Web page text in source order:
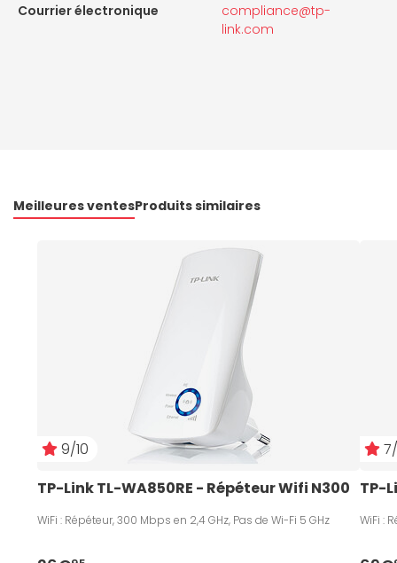
Courrier électronique
compliance@tp-
link.com
Meilleures ventesProduits similaires
9/10
TP-Link TL-WA850RE - Répéteur Wifi N300
WiFi : Répéteur, 300 Mbps en 2,4 GHz, Pas de Wi-Fi 5 GHz
TP-
WiFi :